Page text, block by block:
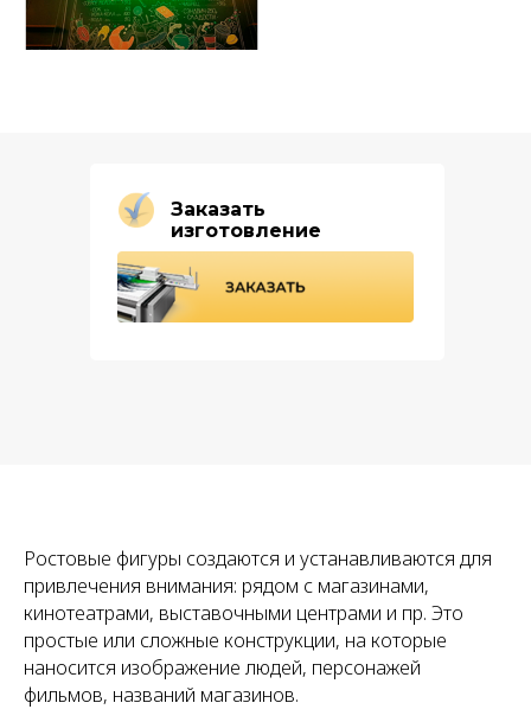
Заказать
изготовление
Ростовые фигуры создаются и устанавливаются для
привлечения внимания: рядом с магазинами,
кинотеатрами, выставочными центрами и пр. Это
простые или сложные конструкции, на которые
наносится изображение людей, персонажей
фильмов, названий магазинов.